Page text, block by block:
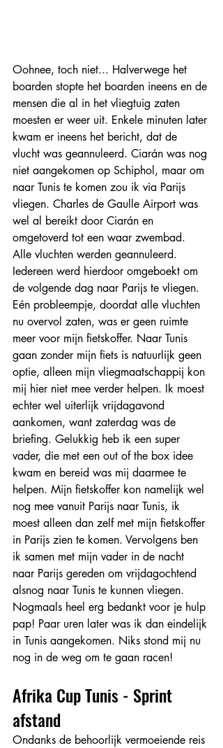
Oohnee, toch niet... Halverwege het
boarden stopte het boarden ineens en de
mensen die al in het vliegtuig zaten
moesten er weer uit. Enkele minuten later
kwam er ineens het bericht, dat de
vlucht was geannuleerd. Ciarán was nog
niet aangekomen op Schiphol, maar om
naar Tunis te komen zou ik via Parijs
vliegen. Charles de Gaulle Airport was
wel al bereikt door Ciarán en
omgetoverd tot een waar zwembad.
Alle vluchten werden geannuleerd.
Iedereen werd hierdoor omgeboekt om
de volgende dag naar Parijs te vliegen.
Eén probleempje, doordat alle vluchten
nu overvol zaten, was er geen ruimte
meer voor mijn fietskoffer. Naar Tunis
gaan zonder mijn fiets is natuurlijk geen
optie, alleen mijn vliegmaatschappij kon
mij hier niet mee verder helpen. Ik moest
echter wel uiterlijk vrijdagavond
aankomen, want zaterdag was de
briefing. Gelukkig heb ik een super
vader, die met een out of the box idee
kwam en bereid was mij daarmee te
helpen. Mijn fietskoffer kon namelijk wel
nog mee vanuit Parijs naar Tunis, ik
moest alleen dan zelf met mijn fietskoffer
in Parijs zien te komen. Vervolgens ben
ik samen met mijn vader in de nacht
naar Parijs gereden om vrijdagochtend
alsnog naar Tunis te kunnen vliegen.
Nogmaals heel erg bedankt voor je hulp
pap! Paar uren later was ik dan eindelijk
in Tunis aangekomen. Niks stond mij nu
nog in de weg om te gaan racen!
Afrika Cup Tunis - Sprint
afstand
Ondanks de behoorlijk vermoeiende reis